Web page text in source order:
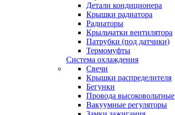
Детали кондиционера
Крышки радиатора
Радиаторы
Крыльчатки вентилятора
Патрубки (под датчики)
Термомуфты
Система охлаждения
Свечи
Крышки распределителя
Бегунки
Провода высоковольтные
Вакуумные регуляторы